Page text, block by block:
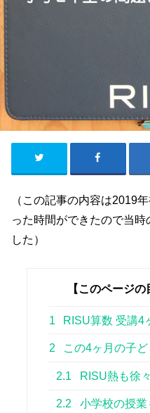
（この記事の内容は2019
った時間ができたので当
した）
【このページの
1 RISU算数 受講4
2 この4ヶ月の子
2.1 RISU熱も徐
2.2 小学校の授